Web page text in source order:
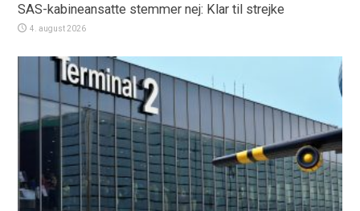
SAS-kabineansatte stemmer nej: Klar til strejke
4. august 2026